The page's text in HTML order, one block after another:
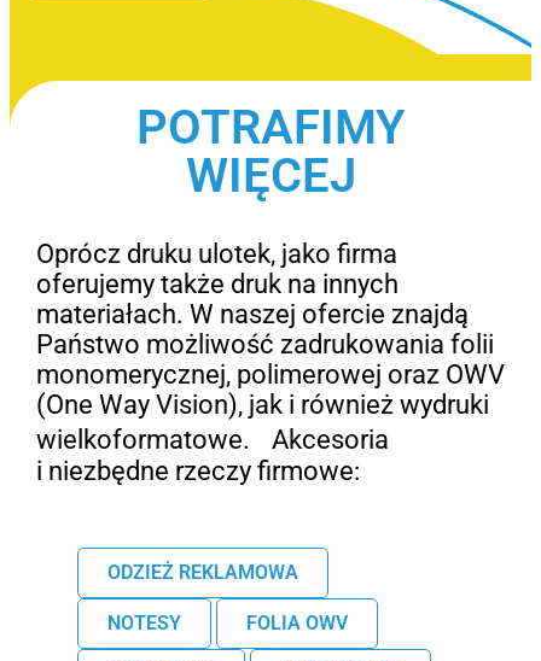
POTRAFIMY
WIĘCEJ
Oprócz druku ulotek, jako firma
oferujemy także druk na innych
materiałach. W naszej ofercie znajdą
Państwo możliwość zadrukowania folii
monomerycznej, polimerowej oraz OWV
(One Way Vision), jak i również wydruki
wielkoformatowe. Akcesoria
i niezbędne rzeczy firmowe:
ODZIEŻ REKLAMOWA
NOTESY FOLIA OWV